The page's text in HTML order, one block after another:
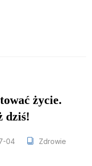
życie.
dziś!
04 Zdrowie